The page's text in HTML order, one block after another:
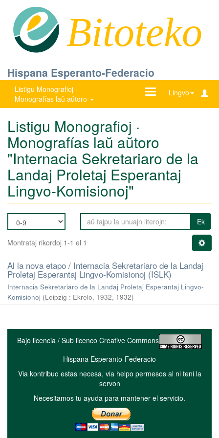
Bitoteko
Hispana Esperanto-Federacio
Listigu Monografioj ·
Monografías laŭ aŭtoro
Lingvo
Ŝanĝu
Listigu Monografioj ·
Monografías laŭ aŭtoro
"Internacia Sekretariaro de la
Landaj Proletaj Esperantaj
Lingvo-Komisionoj"
Ek
Montrataj rikordoj 1-1 el 1
Al la nova etapo / Internacia Sekretariaro de la Landaj
Proletaj Esperantaj Lingvo-Komisionoj (ISLK)
Internacia Sekretariaro de la Landaj Proletaj Esperantaj Lingvo-
Komisionoj (Leipzig : Ekrelo, 1932, 1932)
Bajo licencia / Sub licenco Creative Commons
Hispana Esperanto-Federacio
Via kontribuo estas necesa, via helpo permesos al ni teni la
servon
Necesitamos tu ayuda para mantener el servicio.